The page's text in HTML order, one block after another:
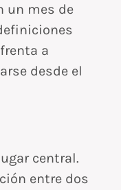
un mes de
a
desde el
central.
entre dos